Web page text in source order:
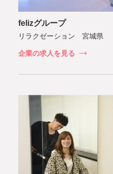
felizグループ
リラクゼーション 宮城県
企業の求人を見る